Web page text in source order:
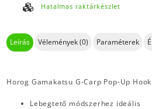
Hatalmas raktárkészlet
Leírás Vélemények (0) Paraméterek
Horog Gamakatsu G-Carp Pop-Up
Lebegtető módszerhez ideális